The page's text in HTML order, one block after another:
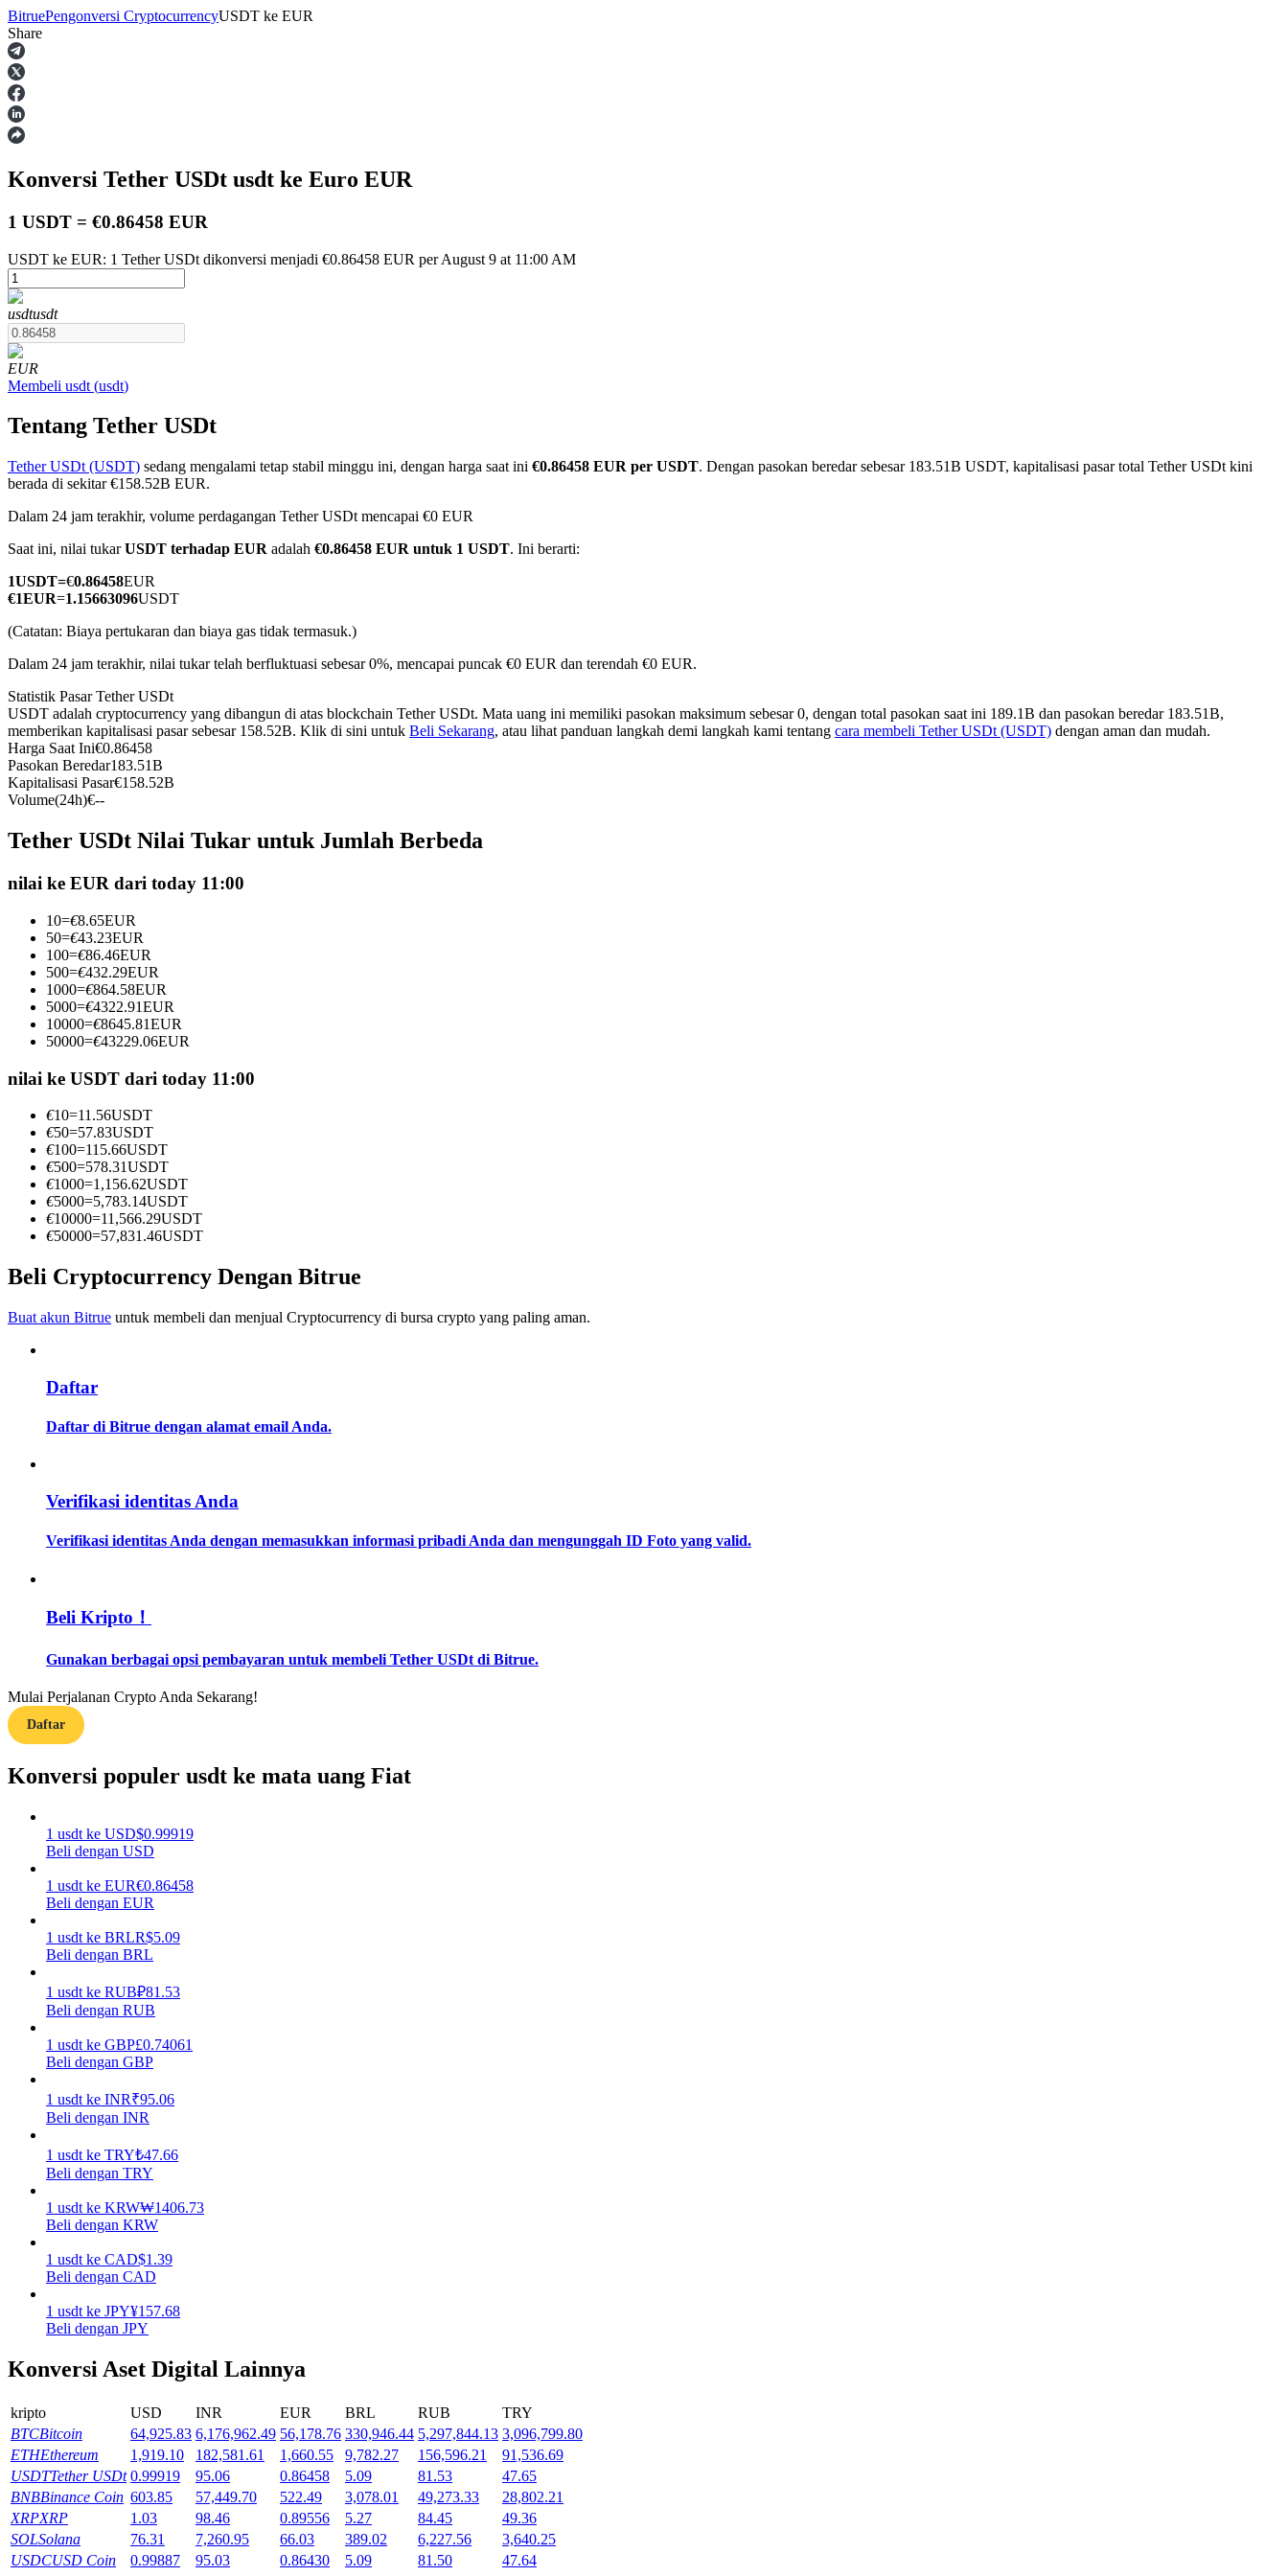
Berjangka
USDT Berjangka
Kontrak berjangka menggunakan USDT sebagai jaminannya
COIN-M Berjangka
Mata Uang Kripto Berjangka
USDC Berjangka
Kontrak berjangka menggunakan USDC sebagai jaminannya
Copy Trading
Bergabunglah dengan pedagang top
Informasi
Panduan Pemula Berjangka
Strategi perdagangan
Pelajari cara untuk tetap menghasilkan keuntungan
Menghasilkan
Babi Kekuatan
Dapatkan imbalan kompetitif setiap hari
BitruePengonversi CryptocurrencyUSDT ke EUR
Share
Konversi Tether USDt usdt ke Euro EUR
1 USDT = €0.86458 EUR
USDT ke EUR: 1 Tether USDt dikonversi menjadi €0.86458 EUR per August 9 at 11:00 AM
usdtusdt
EUR
Membeli usdt (usdt)
Tentang Tether USDt
Tether USDt (USDT) sedang mengalami tetap stabil minggu ini, dengan harga saat ini €0.86458 EUR per USDT. Dengan pasokan beredar sebesar 183.51B USDT, kapitalisasi pasar total Tether USDt kini
berada di sekitar €158.52B EUR.
Dalam 24 jam terakhir, volume perdagangan Tether USDt mencapai €0 EUR
Saat ini, nilai tukarUSDT terhadap EUR adalah €0.86458 EUR untuk 1 USDT. Ini berarti:
1USDT=€0.86458EUR
€1EUR=1.15663096USDT
(Catatan: Biaya pertukaran dan biaya gas tidak termasuk.)
Dalam 24 jam terakhir, nilai tukar telah berfluktuasi sebesar 0%, mencapai puncak €0 EUR dan terendah €0 EUR.
Statistik Pasar Tether USDt
USDT adalah cryptocurrency yang dibangun di atas blockchain Tether USDt. Mata uang ini memiliki pasokan maksimum sebesar 0, dengan total pasokan saat ini 189.1B dan pasokan beredar 183.51B,
memberikan kapitalisasi pasar sebesar 158.52B. Klik di sini untuk Beli Sekarang, atau lihat panduan langkah demi langkah kami tentang cara membeli Tether USDt (USDT) dengan aman dan mudah.
Harga Saat Ini€0.86458
Pasokan Beredar183.51B
Kapitalisasi Pasar€158.52B
Volume(24h)€--
Tether USDt Nilai Tukar untuk Jumlah Berbeda
nilai ke EUR dari today 11:00
10=€8.65EUR
50=€43.23EUR
100=€86.46EUR
500=€432.29EUR
1000=€864.58EUR
5000=€4322.91EUR
10000=€8645.81EUR
50000=€43229.06EUR
nilai ke USDT dari today 11:00
€10=11.56USDT
€50=57.83USDT
€100=115.66USDT
€500=578.31USDT
€1000=1,156.62USDT
€5000=5,783.14USDT
€10000=11,566.29USDT
€50000=57,831.46USDT
Beli Cryptocurrency Dengan Bitrue
Buat akun Bitrue untuk membeli dan menjual Cryptocurrency di bursa crypto yang paling aman.
Daftar
Daftar di Bitrue dengan alamat email Anda.
Verifikasi identitas Anda
Verifikasi identitas Anda dengan memasukkan informasi pribadi Anda dan mengunggah ID Foto yang valid.
Beli Kripto！
Gunakan berbagai opsi pembayaran untuk membeli Tether USDt di Bitrue.
Mulai Perjalanan Crypto Anda Sekarang!
Daftar
Konversi populer usdt ke mata uang Fiat
1 usdt ke USD$0.99919
Beli dengan USD
1 usdt ke EUR€0.86458
Beli dengan EUR
1 usdt ke BRLR$5.09
Beli dengan BRL
1 usdt ke RUB₽81.53
Beli dengan RUB
1 usdt ke GBP£0.74061
Beli dengan GBP
1 usdt ke INR₹95.06
Beli dengan INR
1 usdt ke TRY₺47.66
Beli dengan TRY
1 usdt ke KRW₩1406.73
Beli dengan KRW
1 usdt ke CAD$1.39
Beli dengan CAD
1 usdt ke JPY¥157.68
Beli dengan JPY
Konversi Aset Digital Lainnya
kripto USD INR EUR BRL RUB
TRY
BTCBitcoin 64,925.83 6,176,962.49 56,178.76 330,946.44 5,297,844.13 3,096,799.80
ETHEthereum 1,919.10 182,581.61 1,660.55 9,782.27 156,596.21
91,536.69
USDTTether USDt 0.99919 95.06 0.86458 5.09 81.53
47.65
BNBBinance Coin 603.85 57,449.70 522.49 3,078.01 49,273.33
28,802.21
XRPXRP 1.03 98.46 0.89556 5.27 84.45
49.36
SOLSolana 76.31 7,260.95 66.03 389.02 6,227.56
3,640.25
USDCUSD Coin 0.99887 95.03 0.86430 5.09 81.50
47.64